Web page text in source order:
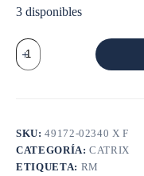
3 disponibles
CATRIX
CAT
3066
SKU:49172-02340 X F
CATEGORÍA:CATRIX
ETIQUETA: RM